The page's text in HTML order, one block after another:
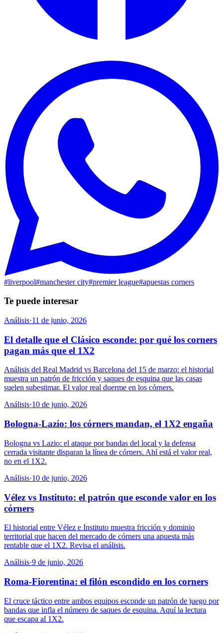
#liverpool#manchester city#premier league#apuestas corners
Te puede interesar
Análisis·11 de junio, 2026
El detalle que el Clásico esconde: por qué los corners
pagan más que el 1X2
Análisis del Real Madrid vs Barcelona del 15 de marzo: el historial
muestra un patrón de fricción y saques de esquina que las casas
suelen subestimar. El valor real duerme en los córners.
Análisis·10 de junio, 2026
Bologna-Lazio: los córners mandan, el 1X2 engaña
Bologna vs Lazio: el ataque por bandas del local y la defensa
cerrada visitante disparan la línea de córners. Ahí está el valor real,
no en el 1X2.
Análisis·10 de junio, 2026
Vélez vs Instituto: el patrón que esconde valor en los
córners
El historial entre Vélez e Instituto muestra fricción y dominio
territorial que hacen del mercado de córners una apuesta más
rentable que el 1X2. Revisa el análisis.
Análisis·9 de junio, 2026
Roma-Fiorentina: el filón escondido en los corners
El cruce táctico entre ambos equipos esconde un patrón de juego por
bandas que infla el número de saques de esquina. Aquí la lectura
que escapa al 1X2.